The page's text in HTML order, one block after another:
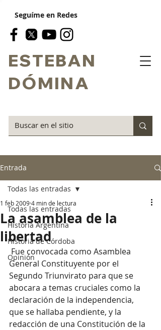
ESTEBAN
DÓMINA
Seguíme en Redes
Entrada
Todas las entradas
Historia Argentina
Historia de Córdoba
Opinión
Todas las entradas
La asamblea de la
libertad
1 feb 20094 min de lectura
General Constituyente por el
Segundo Triunvirato para que se
abocara a temas cruciales como la
declaración de la independencia,
que se hallaba pendiente, y la
redacción de una Constitución de la